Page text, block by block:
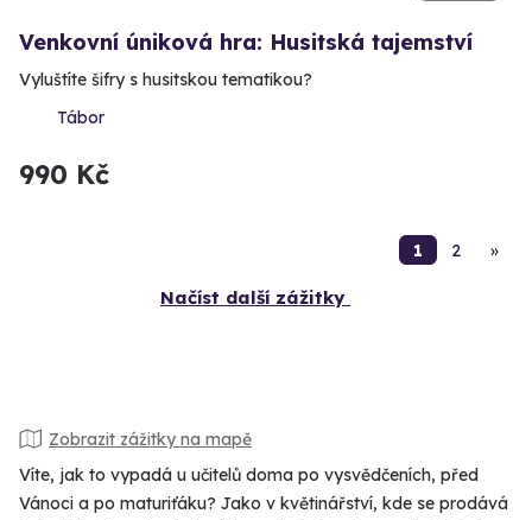
Venkovní úniková hra: Husitská tajemství
Vyluštíte šifry s husitskou tematikou?
Tábor
990 Kč
1 2 »
Načíst další zážitky
Zobrazit zážitky na mapě
Víte, jak to vypadá u učitelů doma po vysvědčeních, před
Vánoci a po maturiťáku? Jako v květinářství, kde se prodává